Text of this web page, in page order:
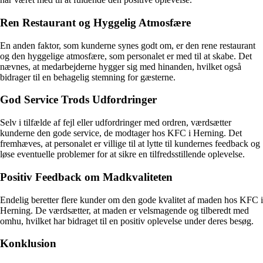
Ren Restaurant og Hyggelig Atmosfære
En anden faktor, som kunderne synes godt om, er den rene restaurant
og den hyggelige atmosfære, som personalet er med til at skabe. Det
nævnes, at medarbejderne hygger sig med hinanden, hvilket også
bidrager til en behagelig stemning for gæsterne.
God Service Trods Udfordringer
Selv i tilfælde af fejl eller udfordringer med ordren, værdsætter
kunderne den gode service, de modtager hos KFC i Herning. Det
fremhæves, at personalet er villige til at lytte til kundernes feedback og
løse eventuelle problemer for at sikre en tilfredsstillende oplevelse.
Positiv Feedback om Madkvaliteten
Endelig beretter flere kunder om den gode kvalitet af maden hos KFC i
Herning. De værdsætter, at maden er velsmagende og tilberedt med
omhu, hvilket har bidraget til en positiv oplevelse under deres besøg.
Konklusion